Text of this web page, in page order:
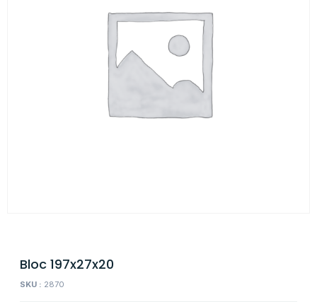
Bloc 197x27x20
SKU : 2870